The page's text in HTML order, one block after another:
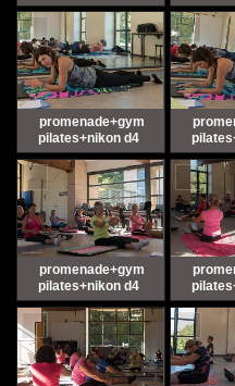
promenade+gym
pilates+nikon d4
promenade+gym
pilates+nikon d4